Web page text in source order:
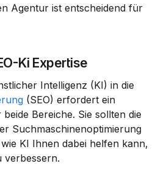
Agentur ist entscheidend für
Ki Expertise
(SEO) erfordert ein
Bereiche. Sie sollten die
Suchmaschinenoptimierung
KI Ihnen dabei helfen kann,
verbessern.